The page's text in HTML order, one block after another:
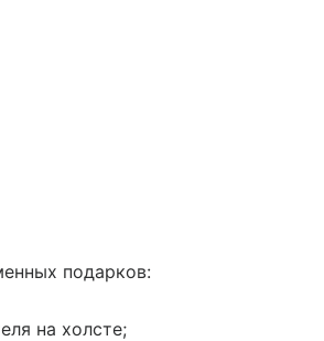
подарков:
на холсте;